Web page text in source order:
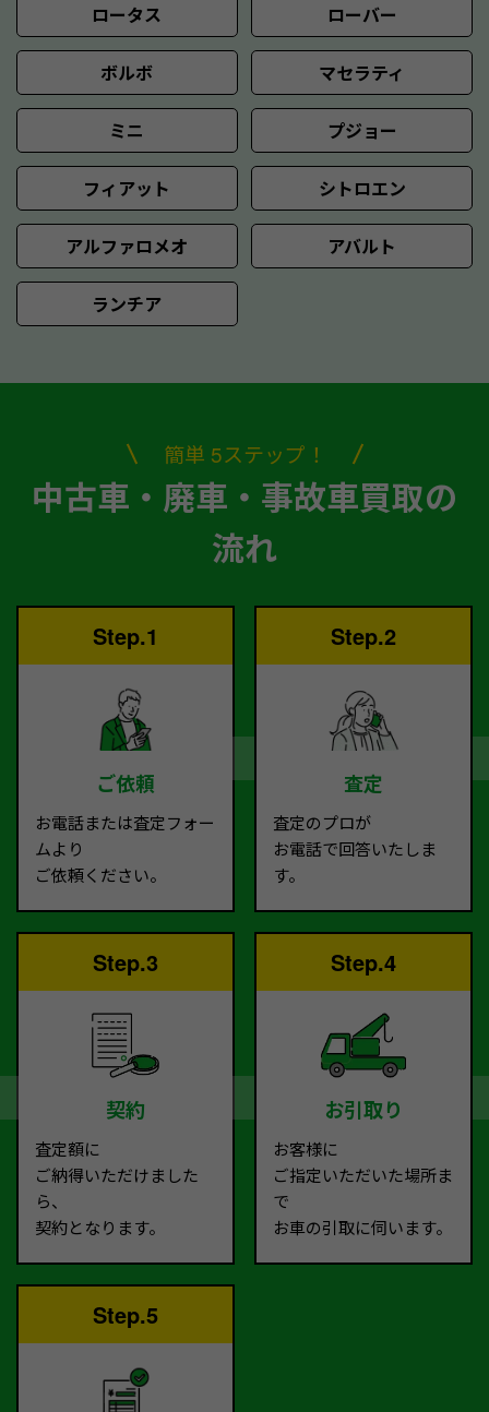
ロータス ローバー
ボルボ マセラティ
ミニ プジョー
フィアット シトロエン
アルファロメオ アバルト
ランチア
簡単 5ステップ！
中古車・廃車・事故車買取の
流れ
Step.1
ご依頼
お電話または査定フォー
ムより
ご依頼ください。
Step.2
査定
査定のプロが
お電話で回答いたしま
す。
Step.3
契約
査定額に
ご納得いただけました
ら、
契約となります。
Step.4
お引取り
お客様に
ご指定いただいた場所ま
で
お車の引取に伺います。
Step.5